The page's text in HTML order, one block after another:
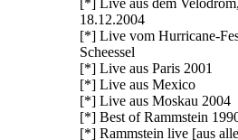
18.12.2004
[*] Live vom Hurricane-
Scheessel
[*] Live aus Paris 2001
[*] Live aus Mexico
[*] Live aus Moskau 2004
[*] Best of Rammstein
[*] Rammstein live [aus